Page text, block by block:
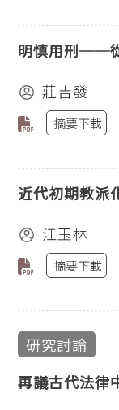
明慎用刑──
莊吉發
摘要下載
近代初期教派
江玉林
摘要下載
研究討論
再議古代法律